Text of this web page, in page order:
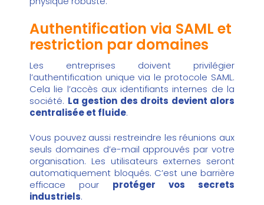
Authentification via SAML et
restriction par domaines
Les entreprises doivent privilégier
l’authentification unique via le protocole SAML.
Cela lie l’accès aux identifiants internes de la
société. La gestion des droits devient alors
centralisée et fluide.
Vous pouvez aussi restreindre les réunions aux
seuls domaines d’e-mail approuvés par votre
organisation. Les utilisateurs externes seront
automatiquement bloqués. C’est une barrière
efficace pour protéger vos secrets
industriels.